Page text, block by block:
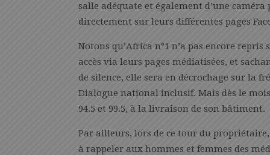
salle adéquate et également d’une
directement sur leurs différentes pages
Notons qu’Africa n°1 n’a pas encore
accès via leurs pages médiatisées, et
de silence, elle sera en décrochage sur la
Dialogue national inclusif. Mais dès le
94.5 et 99.5, à la livraison de son bâtiment.
Par ailleurs, lors de ce tour du
à rappeler aux hommes et femmes des